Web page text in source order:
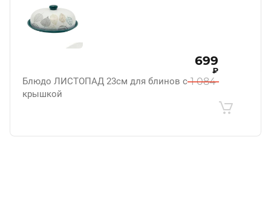
Блюдо ЛИСТОПАД 23см для блинов с
крышкой
1 084
699
₽